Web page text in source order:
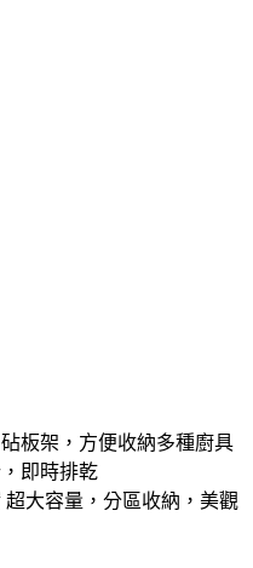
板架，方便收納多種廚具
即時排乾
大容量，分區收納，美觀